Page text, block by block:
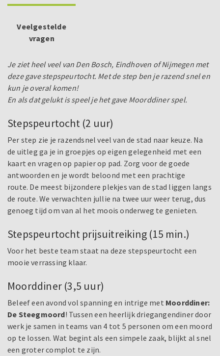
Veelgestelde
vragen
Je ziet heel veel van Den Bosch, Eindhoven of Nijmegen met
deze gave stepspeurtocht. Met de step ben je razend snel en
kun je overal komen!
En als dat gelukt is speel je het gave Moorddiner spel.
Stepspeurtocht (2 uur)
Per step zie je razendsnel veel van de stad naar keuze. Na
de uitleg ga je in groepjes op eigen gelegenheid met een
kaart en vragen op papier op pad. Zorg voor de goede
antwoorden en je wordt beloond met een prachtige
route. De meest bijzondere plekjes van de stad liggen langs
de route. We verwachten jullie na twee uur weer terug, dus
genoeg tijd om van al het moois onderweg te genieten.
Stepspeurtocht prijsuitreiking (15 min.)
Voor het beste team staat na deze stepspeurtocht een
mooie verrassing klaar.
Moorddiner (3,5 uur)
Beleef een avond vol spanning en intrige met Moorddiner:
De Steegmoord! Tussen een heerlijk driegangendiner door
werk je samen in teams van 4 tot 5 personen om een moord
op te lossen. Wat begint als een simpele zaak, blijkt al snel
een groter complot te zijn.